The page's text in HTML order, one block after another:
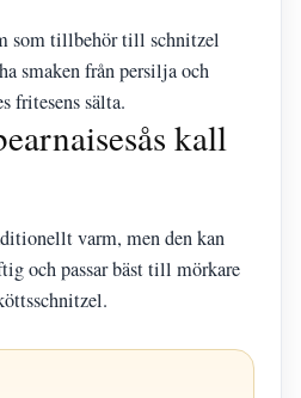
som tillbehör till schnitzel
smaken från persilja och
fritesens sälta.
kall
varm, men den kan
och passar bäst till mörkare